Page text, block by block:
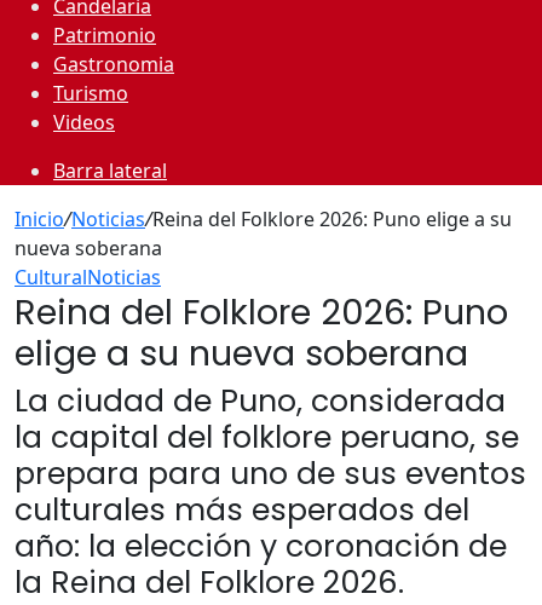
Candelaria
Patrimonio
Gastronomia
Turismo
Videos
Barra lateral
Inicio/Noticias/Reina del Folklore 2026: Puno elige a su
nueva soberana
CulturalNoticias
Reina del Folklore 2026: Puno
elige a su nueva soberana
La ciudad de Puno, considerada
la capital del folklore peruano, se
prepara para uno de sus eventos
culturales más esperados del
año: la elección y coronación de
la Reina del Folklore 2026.